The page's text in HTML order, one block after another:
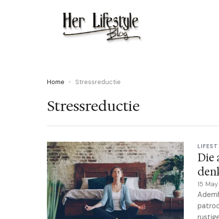
Home › Stressreductie
Stressreductie
Die
15